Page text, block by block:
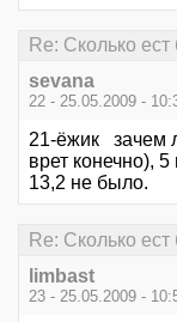
Re: Сколько
sevana
22 - 25.05.2009 -
21-ёжик зачем
врет конечно),
13,2 не было.
Re: Сколько
limbast
23 - 25.05.2009 -